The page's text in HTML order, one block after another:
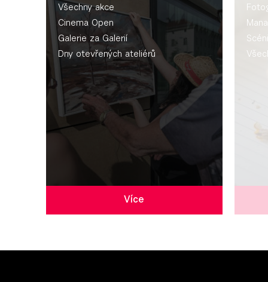
Všechny akce
Cinema Open
Galerie za Galerií
Dny otevřených ateliérů
Více